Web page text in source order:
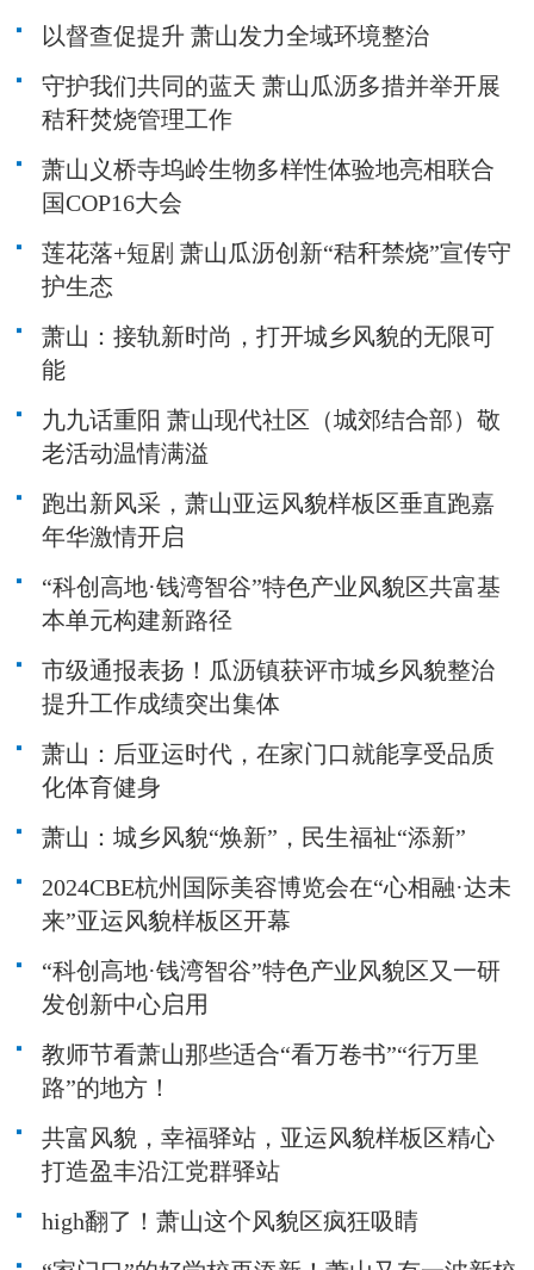
以督查促提升 萧山发力全域环境整治
守护我们共同的蓝天 萧山瓜沥多措并举开展
秸秆焚烧管理工作
萧山义桥寺坞岭生物多样性体验地亮相联合
国COP16大会
莲花落+短剧 萧山瓜沥创新“秸秆禁烧”宣传守
护生态
萧山：接轨新时尚，打开城乡风貌的无限可
能
九九话重阳 萧山现代社区（城郊结合部）敬
老活动温情满溢
跑出新风采，萧山亚运风貌样板区垂直跑嘉
年华激情开启
“科创高地·钱湾智谷”特色产业风貌区共富基
本单元构建新路径
市级通报表扬！瓜沥镇获评市城乡风貌整治
提升工作成绩突出集体
萧山：后亚运时代，在家门口就能享受品质
化体育健身
萧山：城乡风貌“焕新”，民生福祉“添新”
2024CBE杭州国际美容博览会在“心相融·达未
来”亚运风貌样板区开幕
“科创高地·钱湾智谷”特色产业风貌区又一研
发创新中心启用
教师节看萧山那些适合“看万卷书”“行万里
路”的地方！
共富风貌，幸福驿站，亚运风貌样板区精心
打造盈丰沿江党群驿站
high翻了！萧山这个风貌区疯狂吸睛